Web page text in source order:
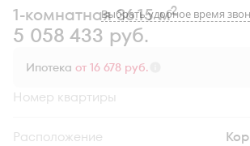
1-комнатная 36.15 м2
5 058 433 руб.
Ипотека от 16 678 руб.
Номер квартиры
Секция
Выбрать удобное время